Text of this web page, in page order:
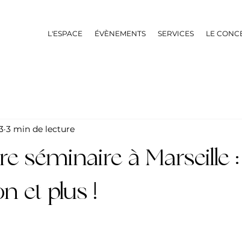
L'ESPACE ÉVÈNEMENTS SERVICES LE
séminaire à Marseille :
et plus !
3 min de lecture